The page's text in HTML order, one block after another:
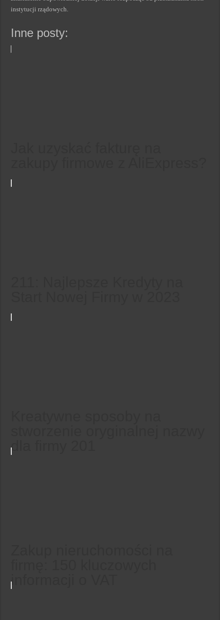
instytucji rządowych.
Inne posty:
dla firmy 201
informacji o VAT